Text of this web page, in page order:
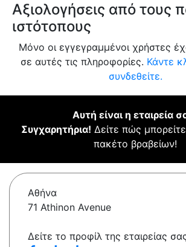
Αξιολογήσεις από τους
ιστότοπους
Μόνο οι εγγεγραμμένοι χρήστες
σε αυτές τις πληροφορίες. Κάντε
συνδεθείτε.
Αυτή είναι η εταιρεία
Συγχαρητήρια! Δείτε πώς
πακέτο βραβείων!
Αθήνα
71 Athinon Avenue
Δείτε το προφίλ της εταιρείας